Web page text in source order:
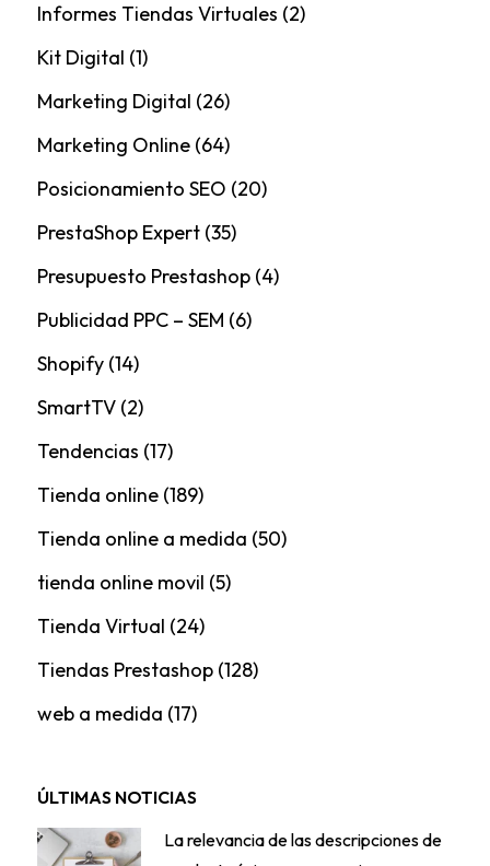
Informes Tiendas Virtuales (2)
Kit Digital (1)
Marketing Digital (26)
Marketing Online(64)
Posicionamiento SEO (20)
PrestaShop Expert(35)
Presupuesto Prestashop(4)
Publicidad PPC – SEM (6)
Shopify(14)
SmartTV(2)
Tendencias (17)
Tienda online(189)
Tienda online a medida (50)
tienda online movil (5)
Tienda Virtual (24)
Tiendas Prestashop(128)
web a medida (17)
ÚLTIMAS NOTICIAS
La relevancia de las descripciones de